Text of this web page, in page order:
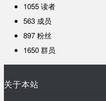
1055读者
563 成员
897粉丝
1650群员
关于本站